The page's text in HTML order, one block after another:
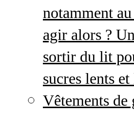
notamment
agir alors ?
sortir du lit
sucres lents
Vêtements de